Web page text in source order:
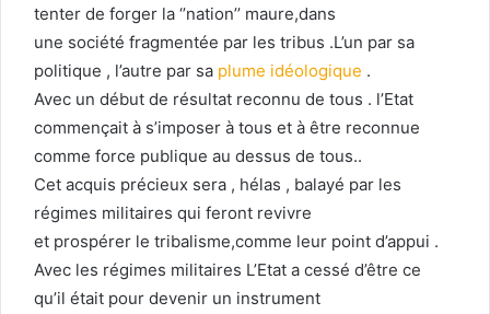
tenter de forger la ‘’nation’’ maure,dans
une société fragmentée par les tribus .L’un par sa
politique , l’autre par sa plume idéologique .
Avec un début de résultat reconnu de tous . l’Etat
commençait à s’imposer à tous et à être reconnue
comme force publique au dessus de tous..
Cet acquis précieux sera , hélas , balayé par les
régimes militaires qui feront revivre
et prospérer le tribalisme,comme leur point d’appui .
Avec les régimes militaires L’Etat a cessé d’être ce
qu’il était pour devenir un instrument